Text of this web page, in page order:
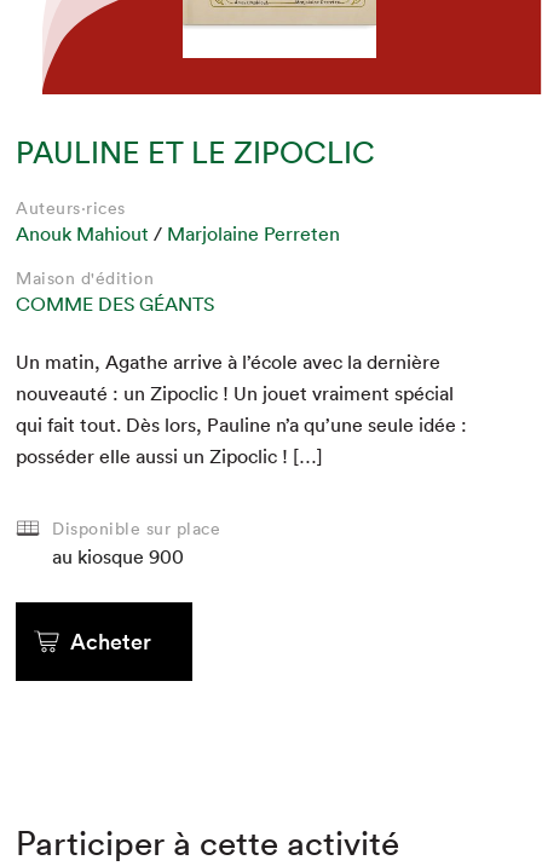
PAULINE ET LE ZIPOCLIC
Auteurs·rices
Anouk Mahiout / Marjolaine Perreten
Maison d'édition
COMME DES GÉANTS
Un matin, Agathe arrive à l’école avec la dernière
nou­veauté : un Zipoclic ! Un jou­et vrai­ment spé­cial
qui fait tout. Dès lors, Pauline n’a qu’une seule idée :
pos­séder elle aus­si un Zipoclic ! […]
Disponible sur place
au kiosque 900
Acheter
Participer à cette activité